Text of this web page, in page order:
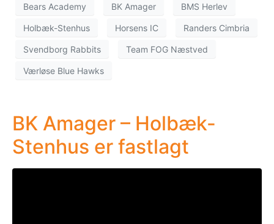
Bears Academy BK Amager BMS Herlev
Holbæk-Stenhus Horsens IC Randers Cimbria
Svendborg Rabbits Team FOG Næstved
Værløse Blue Hawks
BK Amager – Holbæk-
Stenhus er fastlagt